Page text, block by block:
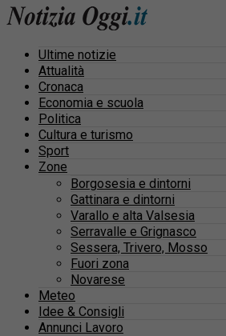
Ultime notizie
Attualità
Cronaca
Economia e scuola
Politica
Cultura e turismo
Sport
Zone
Borgosesia e dintorni
Gattinara e dintorni
Varallo e alta Valsesia
Serravalle e Grignasco
Sessera, Trivero, Mosso
Fuori zona
Novarese
Meteo
Idee & Consigli
Annunci Lavoro